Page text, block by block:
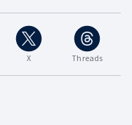
X Threads